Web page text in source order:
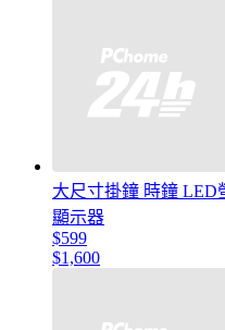
大尺寸掛鐘 時鐘 LED
顯示器
$599
$1,600